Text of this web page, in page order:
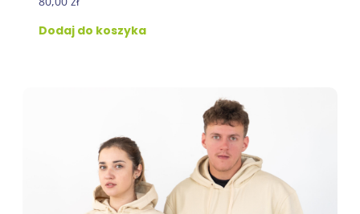
Dodaj do koszyka